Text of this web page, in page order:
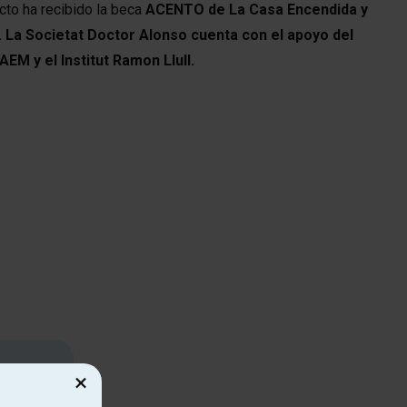
ha recibido la beca ACENTO de La Casa Encendida y
La Societat Doctor Alonso cuenta con el apoyo del
y el Institut Ramon Llull.
×